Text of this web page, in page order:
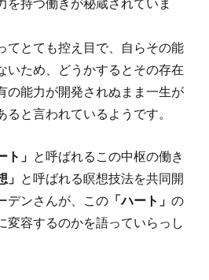
を持つ働きが秘蔵されていま
てとても控え目で、自らその能
いため、どうかするとその存在
の能力が開発されぬまま一生が
と言われているようです。
ト」 と呼ばれるこの中枢の働き
」 と呼ばれる瞑想技法を共同開
デンさんが、この 「ハート」の
変容するのかを語っていらっし